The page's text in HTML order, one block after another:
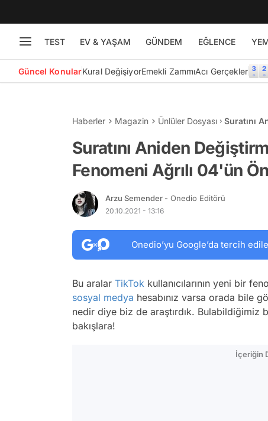
TEST EV & YAŞAM GÜNDEM EĞLENCE
Güncel KonularKural DeğişiyorEmekli ZammıAcı Gerçekler
Haberler Magazin Ünlüler Dosyası
Suratını
Suratını Aniden
Fenomeni Ağrılı 04'ün
Arzu Semender - Onedio Editörü
20.10.2021 - 13:16
Onedio’yu Google’da tercih
Bu aralar TikTok kullanıcılarının yeni bir
sosyal medya hesabınız varsa orada bile
nedir diye biz de araştırdık. Bulabildiğimiz
bakışlara!
İçeriğin